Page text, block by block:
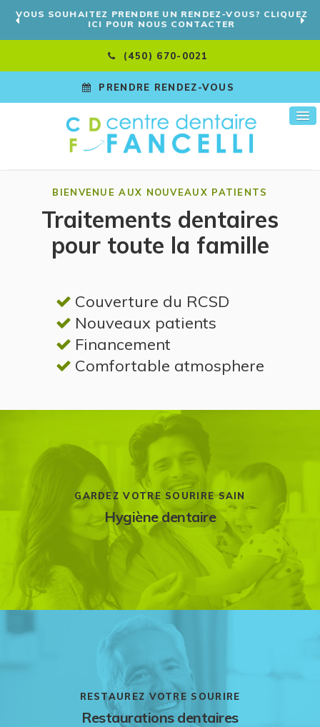
VOUS SOUHAITEZ PRENDRE UN RENDEZ-VOUS? CLIQUEZ
ICI POUR NOUS CONTACTER
(450) 670-0021
PRENDRE RENDEZ-VOUS
BIENVENUE AUX NOUVEAUX PATIENTS
Traitements dentaires
pour toute la famille
Couverture du RCSD
Nouveaux patients
Financement
Comfortable atmosphere
GARDEZ VOTRE SOURIRE SAIN
Hygiène dentaire
RESTAUREZ VOTRE SOURIRE
Restaurations dentaires